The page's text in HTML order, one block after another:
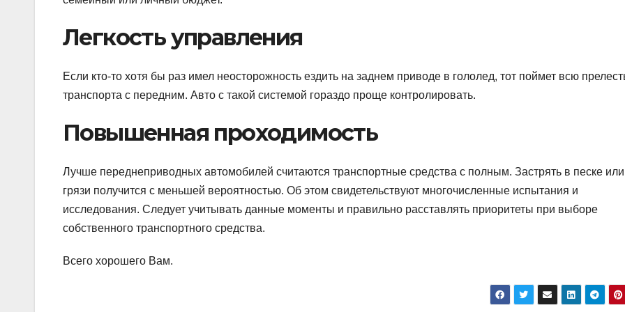
Легкость управления
Если кто-то хотя бы раз имел неосторожность ездить на заднем приводе в гололед, тот поймет всю
транспорта с передним. Авто с такой системой гораздо проще контролировать.
Повышенная проходимость
Лучше переднеприводных автомобилей считаются транспортные средства с полным. Застрять в песке или
грязи получится с меньшей вероятностью. Об этом свидетельствуют многочисленные испытания и
исследования. Следует учитывать данные моменты и правильно расставлять приоритеты при выборе
собственного транспортного средства.
Всего хорошего Вам.